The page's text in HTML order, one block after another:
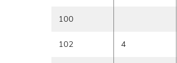
100
102 4